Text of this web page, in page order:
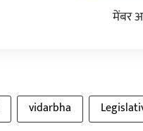
मेंबर
vidarbha